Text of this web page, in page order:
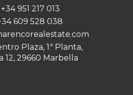
+34 951 217 013
609 528 038
Plaza, 1ª Planta,
12, 29660 Marbella